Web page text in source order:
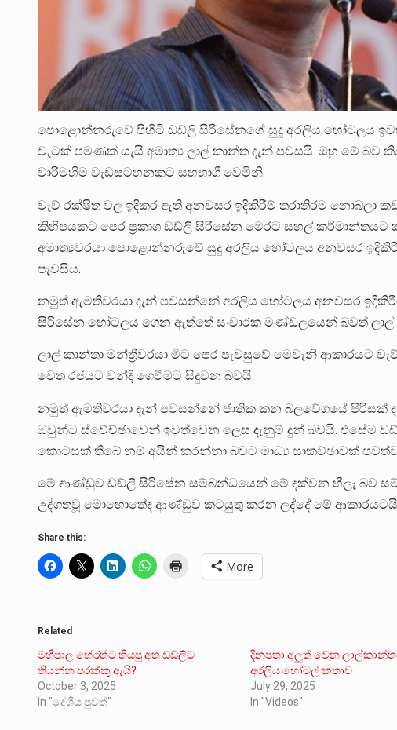
පොළොන්නරුවේ පිහිටි ඩඩ්ලි සිරිසේනගේ සුදු අරලිය හෝටලය ඉවත්
වැටක් පමණක් යැයි අමාත්‍ය ලාල් කාන්ත දැන් පවසයි. ඔහු මේ බව
වාරිමහිම වැඩසටහනකට සහභාගී වෙමිනි.
වැව් රක්ෂිත වල ඉදිකර ඇති අනවසර ඉදිකිරීම් තරාතිරම නොබලා
කිහිපයකට පෙර ප්‍රකාශ ඩඩ්ලි සිරිසේන මෙරට සහල්
අමාත්‍යවරයා පොළොන්නරුවේ සුදු අරලිය හෝටලය අනවසර
පැවසිය.
නමුත් ඇමතිවරයා දැන් පවසන්නේ අරලිය හෝටලය අනවසර
සිරිසේන හෝටලය ගෙන ඇත්තේ සංචාරක මණ්ඩලයෙන් බවත් ලාල්
ලාල් කාන්තා මන්ත්‍රීවරයා මිට පෙර පැවසුවේ මෙවැනි ආකාරයට
වෙත රජයට වන්දි ගෙවීමට සිදුවන බවයි.
නමුත් ඇමතිවරයා දැන් පවසන්නේ ජාතික කන බලවේගයේ පිරිසක්
ඔවුන්ට ස්වේච්ඡාවෙන් ඉවත්වෙන ලෙස දැනුම් දුන් බවයි. එසේම
කොටසක් තිබේ නම් අයින් කරන්නා බවට මාධ්‍ය සාකච්ඡාවක්
මේ ආණ්ඩුව ඩඩ්ලි සිරිසේන සම්බන්ධයෙන් මේ දක්වන හීලෑ බව
උද්ගතවූ මොහොතේද ආණ්ඩුව කටයුතු කරන ලද්දේ මේ
Share this:
More
Related
මහීපාල හේරත්ට තියපු අත ඩඩ්ලිට
තියන්න පරක්කු ඇයි?
October 3, 2025
In "දේශීය පුවත්"
දිනපතා අලුත් වෙන
අරලිය හෝටල් කතාව
July 29, 2025
In "Videos"